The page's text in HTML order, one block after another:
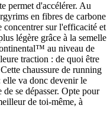
permet d'accélérer. Au
en fibres de carbone
concentrer sur l'efficacité et
légère grâce à la semelle
au niveau de
traction : de quoi être
chaussure de running
elle va donc devenir le
se dépasser. Opte pour
de toi-même, à